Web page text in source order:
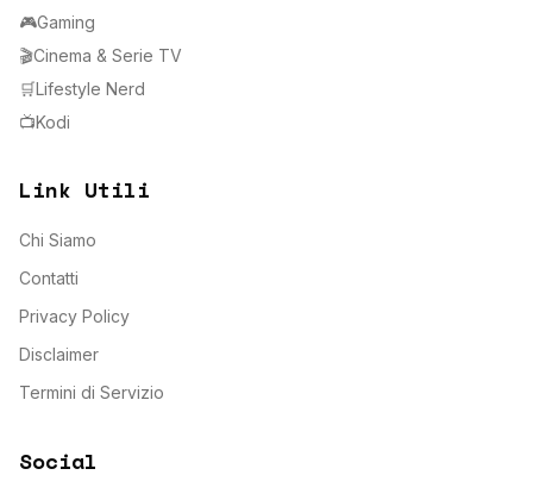
🎮Gaming
🎬Cinema & Serie TV
🛒Lifestyle Nerd
📺Kodi
Link Utili
Chi Siamo
Contatti
Privacy Policy
Disclaimer
Termini di Servizio
Social